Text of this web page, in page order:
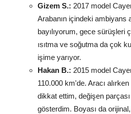
Gizem S.: 2017 model
Arabanın içindeki ambiyans
bayılıyorum, gece sürüşleri
ısıtma ve soğutma da çok
işime yarıyor.
Hakan B.: 2015 model
110.000 km'de. Aracı
dikkat ettim, değişen
gösterdim. Boyası da